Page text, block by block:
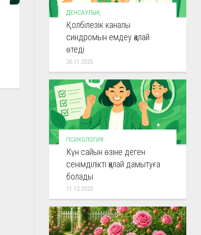
ДЕНСАУЛЫҚ
Қолбілезік каналы
синдромын емдеу қалай
өтеді
26.11.2025
ПСИХОЛОГИЯ
Күн сайын өзіне деген
сенімділікті қалай дамытуға
болады
11.12.2025